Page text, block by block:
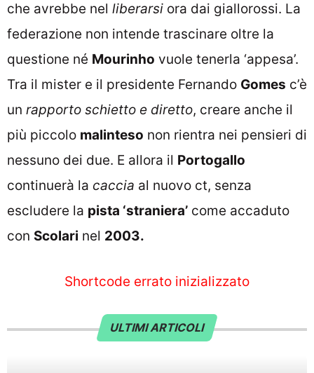
che avrebbe nel liberarsi ora dai giallorossi. La
federazione non intende trascinare oltre la
questione né Mourinho vuole tenerla ‘appesa’.
Tra il mister e il presidente Fernando Gomes c’è
un rapporto schietto e diretto, creare anche il
più piccolo malinteso non rientra nei pensieri di
nessuno dei due. E allora il Portogallo
continuerà la caccia al nuovo ct, senza
escludere la pista ‘straniera’ come accaduto
con Scolari nel 2003.
Shortcode errato inizializzato
ULTIMI ARTICOLI